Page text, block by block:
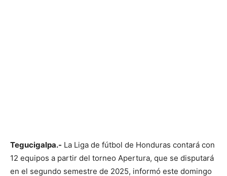
Tegucigalpa.- La Liga de fútbol de Honduras contará con
12 equipos a partir del torneo Apertura, que se disputará
en el segundo semestre de 2025, informó este domingo